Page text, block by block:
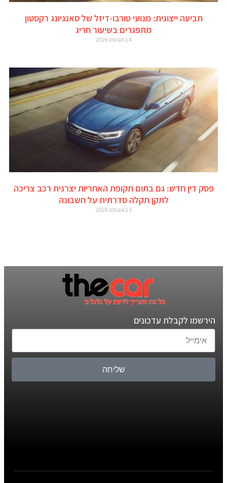
תביעה ייצוגית: מנועי טורבו-דיזל של סאנגיונג רקסטון
מתפגרים בשיעור חריג
4 באוגוסט 2026
פסק דין חדש: גם בתום תקופת האחריות יצרנית רכב צריכה
לתקן תקלה סדרתית על חשבונה
3 באוגוסט 2026
הירשמו לקבלת עדכונים
שליחה